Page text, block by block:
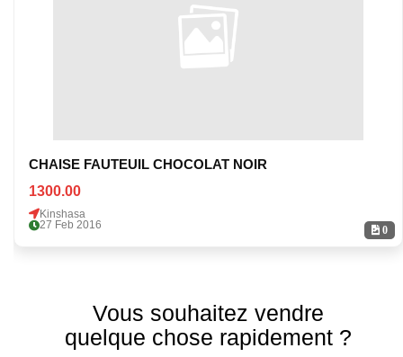
0
CHAISE FAUTEUIL CHOCOLAT NOIR
1300.00
Kinshasa
27 Feb 2016
Vous souhaitez vendre
quelque chose rapidement ?